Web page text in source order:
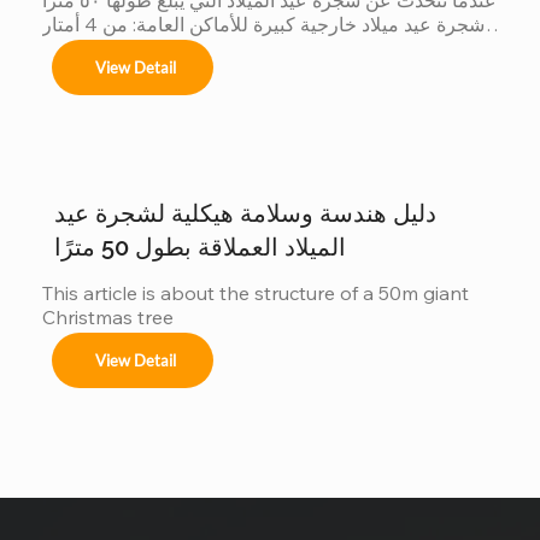
شجرة عيد ميلاد خارجية كبيرة للأماكن العامة: من 4 أمتار
إلى 50 مترًا شجرة عيد الميلاد الكبيرة في الهواء الطلق
نحن متخصصون في تصاميم مخصصة لأشجار عيد الميلاد
العملاقة لتتناسب مع موضوعك لا يوجد مكانان متشابهان،
View Detail
دليل هندسة وسلامة هيكلية لشجرة عيد
الميلاد العملاقة بطول 50 مترًا
This article is about the structure of a 50m giant
Christmas tree
View Detail